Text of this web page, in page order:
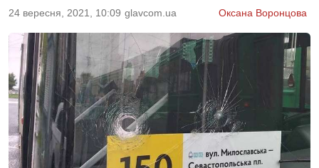
24 вересня, 2021, 10:09 glavcom.ua Оксана Воронцова